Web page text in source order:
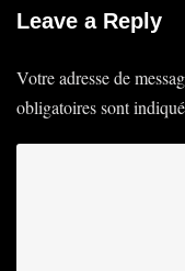
Leave a Reply
Votre adresse de
obligatoires sont